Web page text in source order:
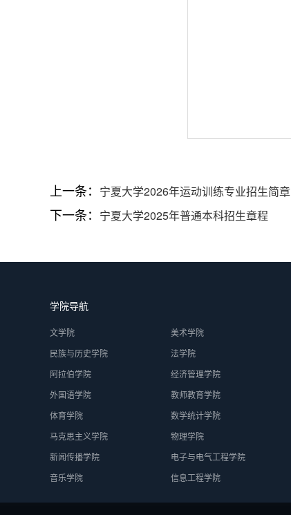
上一条： 宁夏大学2026年运动训练专业招生简章
下一条： 宁夏大学2025年普通本科招生章程
学院导航
文学院 美术学院
民族与历史学院 法学院
阿拉伯学院 经济管理学院
外国语学院 教师教育学院
体育学院 数学统计学院
马克思主义学院 物理学院
新闻传播学院 电子与电气工程学院
音乐学院 信息工程学院